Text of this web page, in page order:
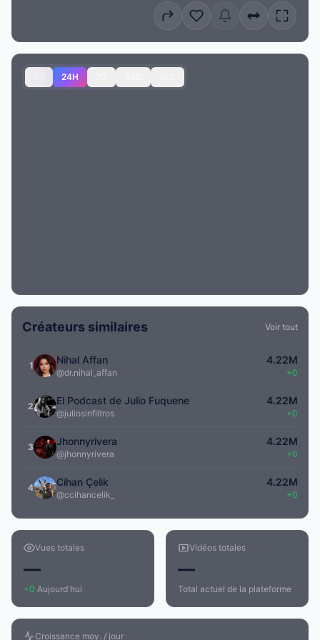
24H
Créateurs similaires Voir tout
1 Nihal Affan
@dr.nihal_affan
4.22M
+0
2 El Podcast de Julio Fuquene
@juliosinfiltros
4.22M
+0
3 Jhonnyrivera
@jhonnyrivera
4.22M
+0
4 Cihan Çelik
@ccihancelik_
4.22M
+0
Vues totales
—
+0 Aujourd'hui
Vidéos totales
—
Total actuel de la plateforme
Croissance moy. / jour